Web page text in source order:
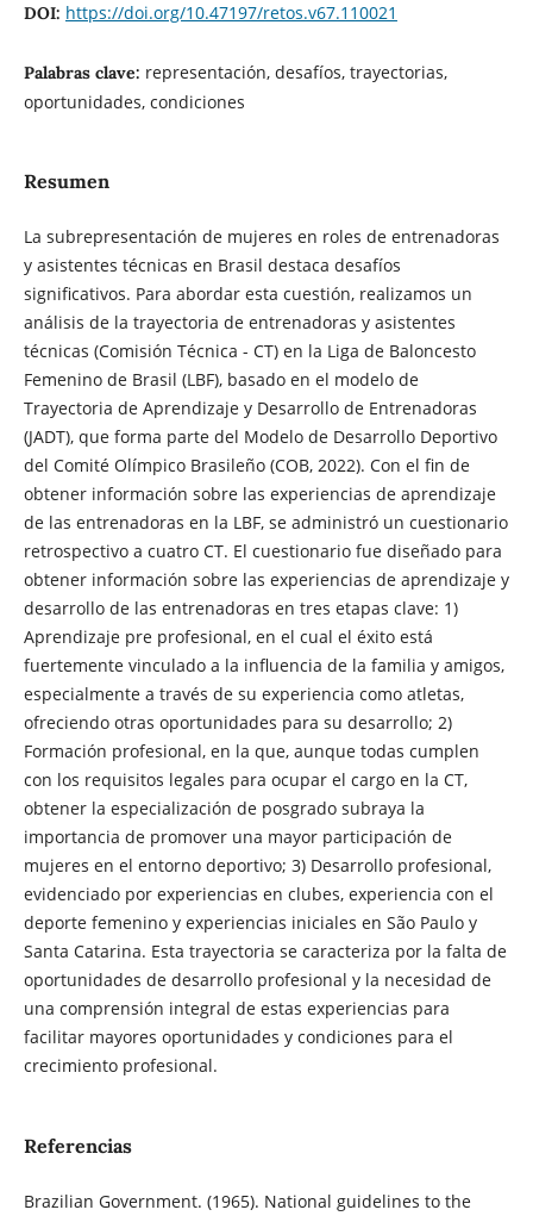
DOI: https://doi.org/10.47197/retos.v67.110021
Palabras clave: representación, desafíos, trayectorias,
oportunidades, condiciones
Resumen
La subrepresentación de mujeres en roles de entrenadoras
y asistentes técnicas en Brasil destaca desafíos
significativos. Para abordar esta cuestión, realizamos un
análisis de la trayectoria de entrenadoras y asistentes
técnicas (Comisión Técnica - CT) en la Liga de Baloncesto
Femenino de Brasil (LBF), basado en el modelo de
Trayectoria de Aprendizaje y Desarrollo de Entrenadoras
(JADT), que forma parte del Modelo de Desarrollo Deportivo
del Comité Olímpico Brasileño (COB, 2022). Con el fin de
obtener información sobre las experiencias de aprendizaje
de las entrenadoras en la LBF, se administró un cuestionario
retrospectivo a cuatro CT. El cuestionario fue diseñado para
obtener información sobre las experiencias de aprendizaje y
desarrollo de las entrenadoras en tres etapas clave: 1)
Aprendizaje pre profesional, en el cual el éxito está
fuertemente vinculado a la influencia de la familia y amigos,
especialmente a través de su experiencia como atletas,
ofreciendo otras oportunidades para su desarrollo; 2)
Formación profesional, en la que, aunque todas cumplen
con los requisitos legales para ocupar el cargo en la CT,
obtener la especialización de posgrado subraya la
importancia de promover una mayor participación de
mujeres en el entorno deportivo; 3) Desarrollo profesional,
evidenciado por experiencias en clubes, experiencia con el
deporte femenino y experiencias iniciales en São Paulo y
Santa Catarina. Esta trayectoria se caracteriza por la falta de
oportunidades de desarrollo profesional y la necesidad de
una comprensión integral de estas experiencias para
facilitar mayores oportunidades y condiciones para el
crecimiento profesional.
Referencias
Brazilian Government. (1965). National guidelines to the